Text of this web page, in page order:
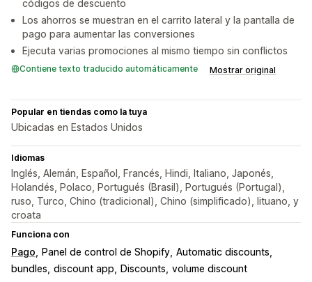
códigos de descuento
Los ahorros se muestran en el carrito lateral y la pantalla de
pago para aumentar las conversiones
Ejecuta varias promociones al mismo tiempo sin conflictos
Contiene texto traducido automáticamente Mostrar original
Popular en tiendas como la tuya
Ubicadas en Estados Unidos
Idiomas
Inglés, Alemán, Español, Francés, Hindi, Italiano, Japonés,
Holandés, Polaco, Portugués (Brasil), Portugués (Portugal),
ruso, Turco, Chino (tradicional), Chino (simplificado), lituano, y
croata
Funciona con
Pago Panel de control de Shopify Automatic discounts
bundles discount app Discounts volume discount